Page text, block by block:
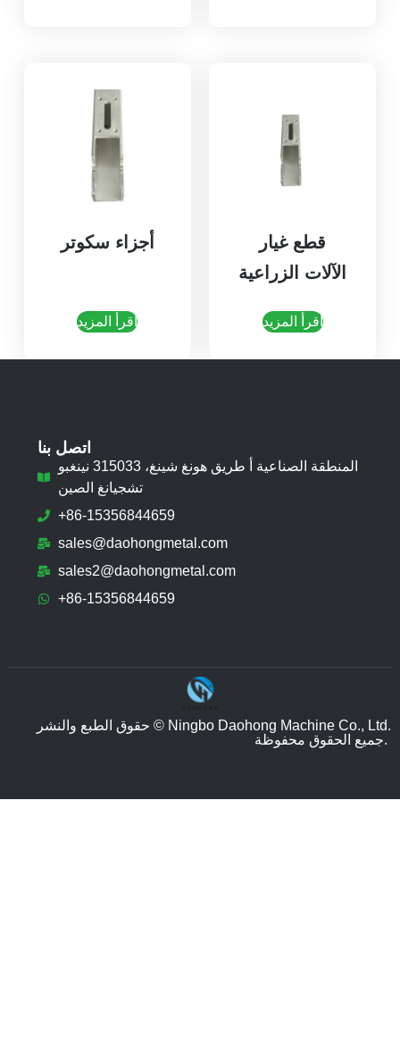
أجزاء سكوتر
اقرأ المزيد
قطع غيار
الآلات الزراعية
اقرأ المزيد
اتصل بنا
المنطقة الصناعية أ طريق هونغ شينغ، 315033 نينغبو
تشجيانغ الصين
+86-15356844659
sales@daohongmetal.com
sales2@daohongmetal.com
+86-15356844659
حقوق الطبع والنشر © Ningbo Daohong Machine Co., Ltd.
جميع الحقوق محفوظة.